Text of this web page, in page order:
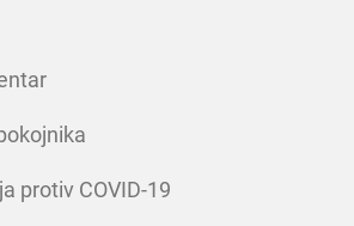
protiv COVID-19